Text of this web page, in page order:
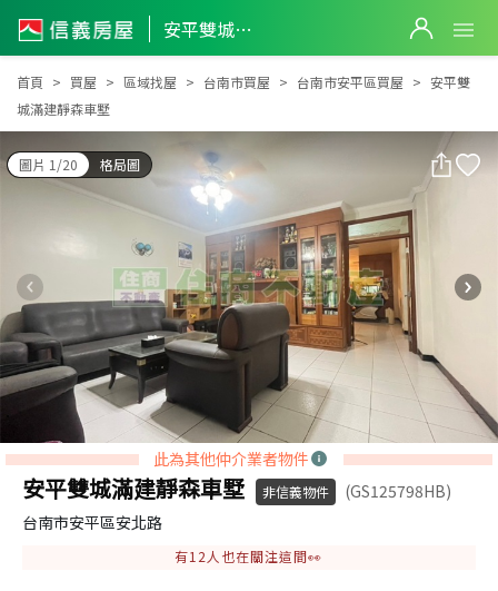
安平雙城滿建靜森車墅
安平雙城滿建靜森車墅
首頁 買屋 區域找屋 台南市買屋 台南市安平區買屋
安平雙
城滿建靜森車墅
圖片 1/20 格局圖
此為其他仲介業者物件
安平雙城滿建靜森車墅 非信義物件
(GS125798HB)
台南市安平區安北路
有12 人也在關注這間👀